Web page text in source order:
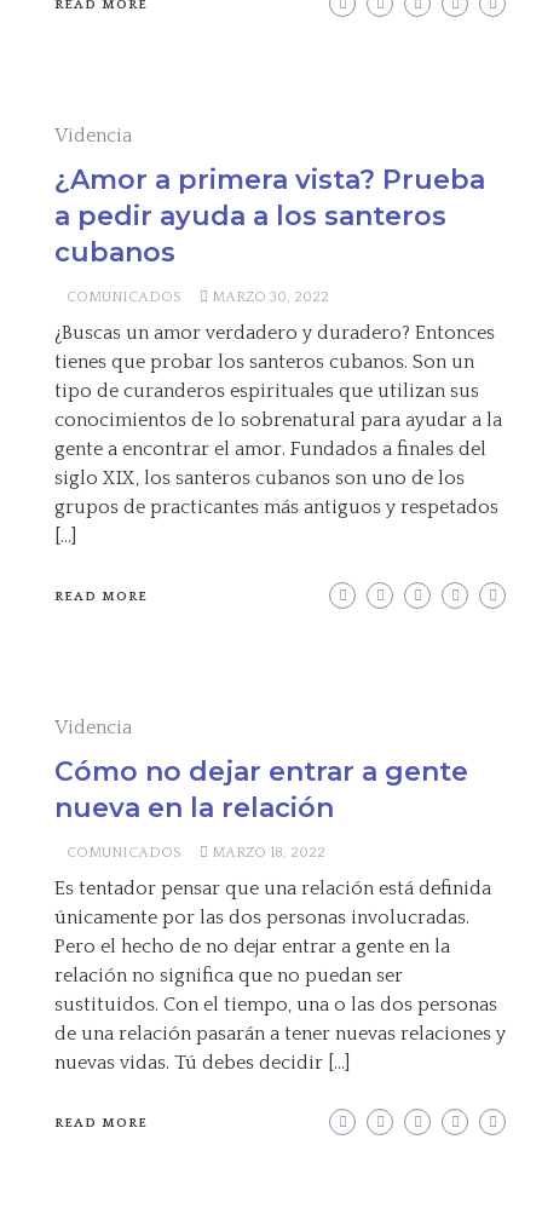
READ MORE
Videncia
¿Amor a primera vista? Prueba
a pedir ayuda a los santeros
cubanos
COMUNICADOS MARZO 30, 2022
¿Buscas un amor verdadero y duradero? Entonces
tienes que probar los santeros cubanos. Son un
tipo de curanderos espirituales que utilizan sus
conocimientos de lo sobrenatural para ayudar a la
gente a encontrar el amor. Fundados a finales del
siglo XIX, los santeros cubanos son uno de los
grupos de practicantes más antiguos y respetados
[…]
READ MORE
Videncia
Cómo no dejar entrar a gente
nueva en la relación
COMUNICADOS MARZO 18, 2022
Es tentador pensar que una relación está definida
únicamente por las dos personas involucradas.
Pero el hecho de no dejar entrar a gente en la
relación no significa que no puedan ser
sustituidos. Con el tiempo, una o las dos personas
de una relación pasarán a tener nuevas relaciones y
nuevas vidas. Tú debes decidir […]
READ MORE